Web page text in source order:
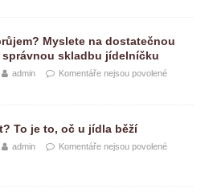
Myslete na dostatečnou
správnou skladbu jídelníčku
admin Komentáře nejsou povolené
To je to, oč u jídla běží
admin Komentáře nejsou povolené